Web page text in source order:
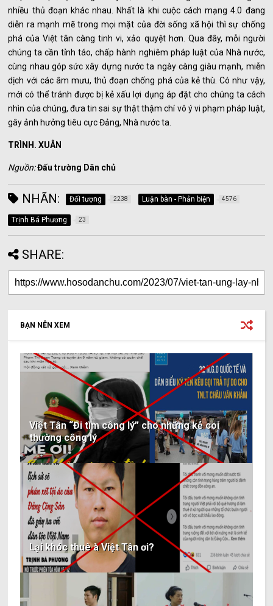
nhiều thủ đoạn khác nhau. Nhất là khi cuộc cách mạng 4.0 đang
diễn ra mạnh mẽ trong mọi mặt của đời sống xã hội thì sự chống
phá của Việt tân càng tinh vi, xảo quyệt hơn. Qua đây, mỗi người
chúng ta cần tỉnh táo, chấp hành nghiêm pháp luật của Nhà nước,
cùng nhau góp sức xây dựng nước ta ngày càng giàu mạnh, miễn
dịch với các âm mưu, thủ đoạn chống phá của kẻ thù. Có như vậy,
mới có thể tránh được bị kẻ xấu lợi dụng áp đặt cho chúng ta cách
nhìn của chúng, đưa tin sai sự thật thậm chí vô ý vi phạm pháp luật,
gây ảnh hưởng tiêu cực Đảng, Nhà nước ta.
TRÌNH. XUÂN
Nguồn:Đấu trường Dân chủ
NHÃN: Đối tượng 2238 Luận bàn - Phản biện 4576
Trịnh Bá Phương 23
SHARE:
BẠN NÊN XEM
Việt Tân “Đi tìm công lý” cho những kẻ coi
thường công lý
Lại khóc thuê à Việt Tân ơi?